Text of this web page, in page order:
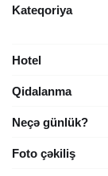
Kateqoriya
Hotel
Qidalanma
Neçə günlük?
Foto çəkiliş